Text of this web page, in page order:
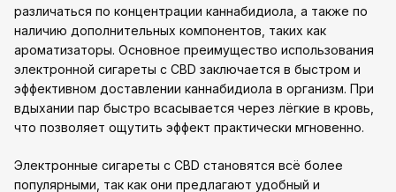
различаться по концентрации каннабидиола, а также по
наличию дополнительных компонентов, таких как
ароматизаторы. Основное преимущество использования
электронной сигареты с CBD заключается в быстром и
эффективном доставлении каннабидиола в организм. При
вдыхании пар быстро всасывается через лёгкие в кровь,
что позволяет ощутить эффект практически мгновенно.
Электронные сигареты с CBD становятся всё более
популярными, так как они предлагают удобный и